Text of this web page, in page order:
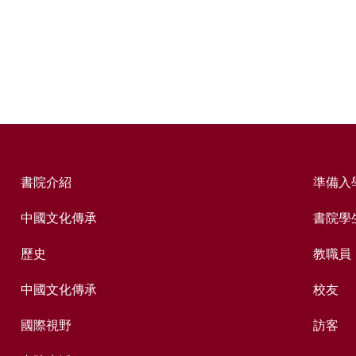
書院介紹
中國文化傳承
歷史
中國文化傳承
國際視野
準備入
書院學
教職員
校友
訪客